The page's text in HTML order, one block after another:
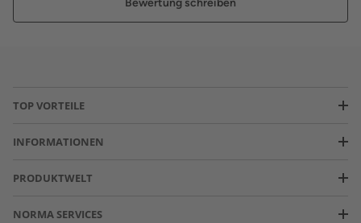
Bewertung schreiben
TOP VORTEILE
INFORMATIONEN
PRODUKTWELT
NORMA SERVICES